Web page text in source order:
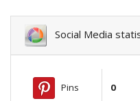
Social Media
Pins 0